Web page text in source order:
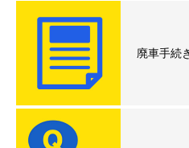
廃車手続